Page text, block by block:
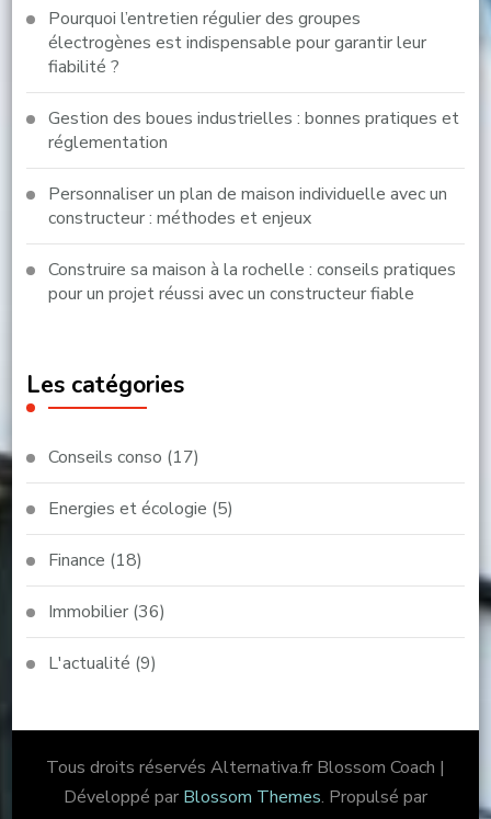
Pourquoi l’entretien régulier des groupes
électrogènes est indispensable pour garantir leur
fiabilité ?
Gestion des boues industrielles : bonnes pratiques et
réglementation
Personnaliser un plan de maison individuelle avec un
constructeur : méthodes et enjeux
Construire sa maison à la rochelle : conseils pratiques
pour un projet réussi avec un constructeur fiable
Les catégories
Conseils conso (17)
Energies et écologie (5)
Finance (18)
Immobilier(36)
L'actualité (9)
Tous droits réservés Alternativa.fr Blossom Coach |
Développé par Blossom Themes. Propulsé par